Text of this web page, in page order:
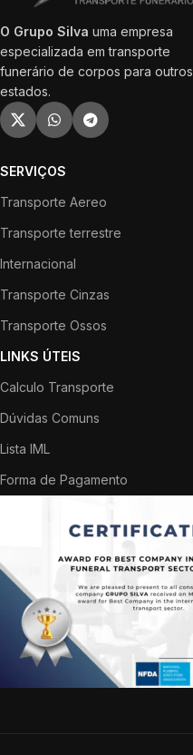
O Grupo Silva uma empresa
especializada em transporte
funerário de corpos para outros
estados.
SERVIÇOS
Transporte Aereo
Transporte terrestre
Internacional
Transporte Cinzas
Transporte Ossos
LINKS ÚTEIS
Calculo Transporte
Dúvidas Comuns
Lista IML
Forma de Pagamento